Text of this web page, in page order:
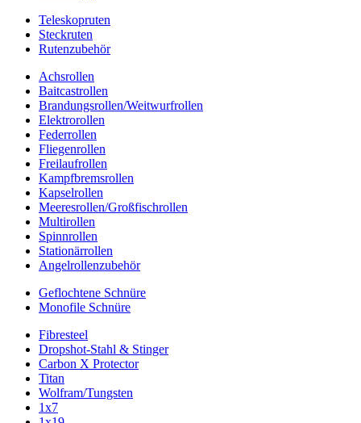
Teleskopruten
Steckruten
Rutenzubehör
Achsrollen
Baitcastrollen
Brandungsrollen/Weitwurfrollen
Elektrorollen
Federrollen
Fliegenrollen
Freilaufrollen
Kampfbremsrollen
Kapselrollen
Meeresrollen/Großfischrollen
Multirollen
Spinnrollen
Stationärrollen
Angelrollenzubehör
Geflochtene Schnüre
Monofile Schnüre
Fibresteel
Dropshot-Stahl & Stinger
Carbon X Protector
Titan
Wolfram/Tungsten
1x7